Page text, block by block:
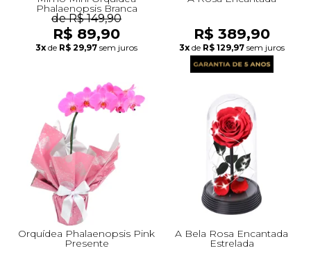
Phalaenopsis Branca
de R$ 149,90
R$ 89,90
3x de R$ 29,97 sem juros
R$ 389,90
3x de R$ 129,97 sem juros
Orquídea Phalaenopsis Pink
Presente
A Bela Rosa Encantada
Estrelada